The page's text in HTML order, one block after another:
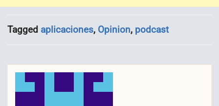
Tagged aplicaciones, Opinion, podcast